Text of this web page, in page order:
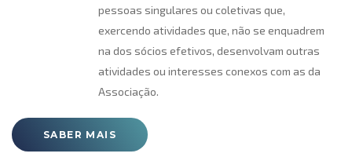
pessoas singulares ou coletivas que,
exercendo atividades que, não se enquadrem
na dos sócios efetivos, desenvolvam outras
atividades ou interesses conexos com as da
Associação.
SABER MAIS